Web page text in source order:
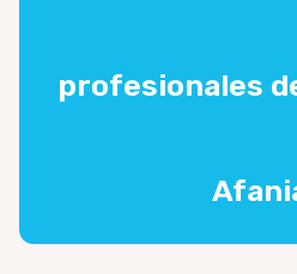
profesionales